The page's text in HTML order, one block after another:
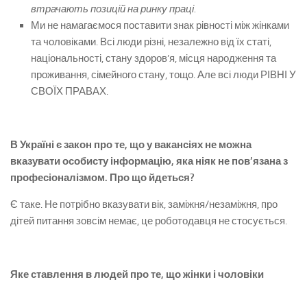
втрачають позицій на ринку праці.
Ми не намагаємося поставити знак рівності між жінками
та чоловіками. Всі люди різні, незалежно від їх статі,
національності, стану здоров’я, місця народження та
проживання, сімейного стану, тощо. Але всі люди РІВНІ У
СВОЇХ ПРАВАХ.
В Україні є закон про те, що у вакансіях не можна
вказувати особисту інформацію, яка ніяк не пов’язана з
професіоналізмом. Про що йдеться?
Є таке. Не потрібно вказувати вік, заміжня/незаміжня, про
дітей питання зовсім немає, це роботодавця не стосується.
Яке ставлення в людей про те, що жінки і чоловіки